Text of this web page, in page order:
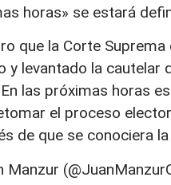
horas» se estará
que la Corte
y levantado la cautelar
las próximas horas
el proceso
de que se conociera
Manzur